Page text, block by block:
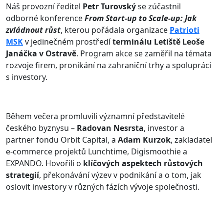
Náš provozní ředitel Petr Turovskýse zúčastnil
odborné konferenceFrom Start-up to Scale-up: Jak
zvládnout růst, kterou pořádala organizace Patrioti
MSKv jedinečném prostředíterminálu Letiště Leoše
Janáčka v Ostravě. Program akce se zaměřil na témata
rozvoje firem, pronikání na zahraniční trhy a spolupráci
s investory.
Během večera promluvili významní představitelé
českého byznysu – Radovan Nesrsta, investor a
partner fondu Orbit Capital, a Adam Kurzok, zakladatel
e-commerce projektů Lunchtime, Digismoothie a
EXPANDO. Hovořili o klíčových aspektech růstových
strategií, překonávání výzev v podnikání a o tom, jak
oslovit investory v různých fázích vývoje společnosti.